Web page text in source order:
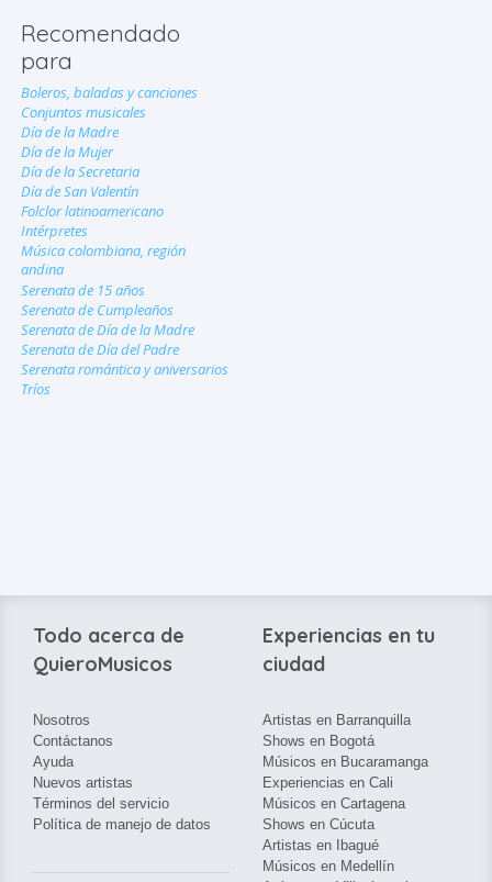
Recomendado
para
Boleros, baladas y canciones
Conjuntos musicales
Día de la Madre
Día de la Mujer
Día de la Secretaria
Día de San Valentín
Folclor latinoamericano
Intérpretes
Música colombiana, región
andina
Serenata de 15 años
Serenata de Cumpleaños
Serenata de Día de la Madre
Serenata de Día del Padre
Serenata romántica y aniversarios
Tríos
Todo acerca de
QuieroMusicos
Nosotros
Contáctanos
Ayuda
Nuevos artistas
Términos del servicio
Política de manejo de datos
Experiencias en tu
ciudad
Artistas en Barranquilla
Shows en Bogotá
Músicos en Bucaramanga
Experiencias en Cali
Músicos en Cartagena
Shows en Cúcuta
Artistas en Ibagué
Músicos en Medellín